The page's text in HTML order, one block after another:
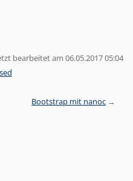
bearbeitet am 06.05.2017 05:04
Bootstrap mit nanoc